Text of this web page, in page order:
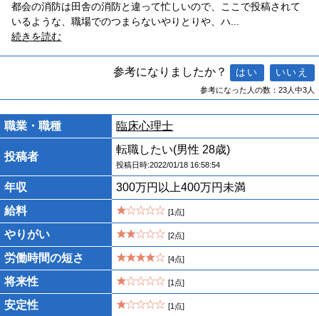
都会の消防は田舎の消防と違って忙しいので、ここで投稿されて
いるような、職場でのつまらないやりとりや、ハ...
続きを読む
参考になりましたか？
参考になった人の数：23人中3人
職業・職種 臨床心理士
投稿者
転職したい(男性 28歳)
投稿日時:2022/01/18 16:58:54
年収
300万円以上400万円未満
給料
[1点]
やりがい [2点]
労働時間の短さ [4点]
将来性 [1点]
安定性 [1点]